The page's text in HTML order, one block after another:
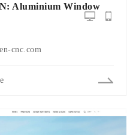
Aluminium Window
cnc.com